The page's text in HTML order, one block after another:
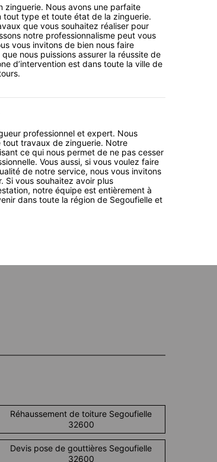
zinguerie. Nous avons une parfaite
tout type et toute état de la zinguerie.
que vous souhaitez réaliser pour
notre professionnalisme peut vous
vous invitons de bien nous faire
nous puissions assurer la réussite de
d’intervention est dans toute la ville de
professionnel et expert. Nous
travaux de zinguerie. Notre
ce qui nous permet de ne pas cesser
Vous aussi, si vous voulez faire
de notre service, nous vous invitons
Si vous souhaitez avoir plus
notre équipe est entièrement à
dans toute la région de Segoufielle et
Réhaussement de toiture Segoufielle
32600
Devis pose de gouttières Segoufielle
32600